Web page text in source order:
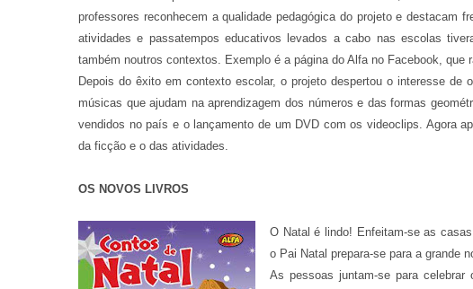
professores reconhecem a qualidade pedagógica do projeto e destacam
atividades e passatempos educativos levados a cabo nas escolas
também noutros contextos. Exemplo é a página do Alfa no Facebook, que
Depois do êxito em contexto escolar, o projeto despertou o interesse de
músicas que ajudam na aprendizagem dos números e das formas
vendidos no país e o lançamento de um DVD com os videoclips. Agora
da ficção e o das atividades.
OS NOVOS LIVROS
O Natal é lindo! Enfeitam-se as
o Pai Natal prepara-se para a grande
As pessoas juntam-se para